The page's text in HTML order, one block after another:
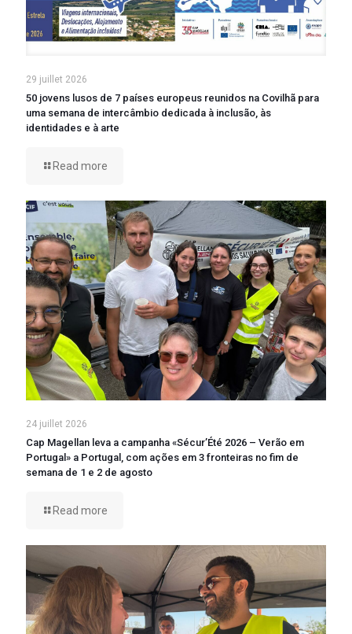
29 juillet 2026
50 jovens lusos de 7 países europeus reunidos na Covilhã para
uma semana de intercâmbio dedicada à inclusão, às
identidades e à arte
Read more
24 juillet 2026
Cap Magellan leva a campanha «Sécur’Été 2026 – Verão em
Portugal» a Portugal, com ações em 3 fronteiras no fim de
semana de 1 e 2 de agosto
Read more